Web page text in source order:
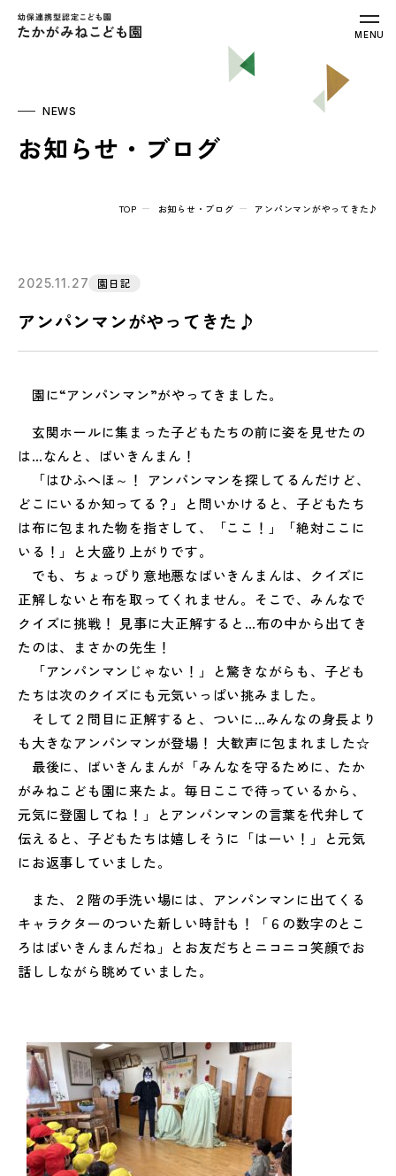
幼保連携型認定こども園 たかがみねこ
MENU
NEWS
お知らせ・ブログ
TOP お知らせ・ブログ アンパンマンがやってきた♪
2025.11.27 園日記
アンパンマンがやってきた♪
園に“アンパンマン”がやってきました。
玄関ホールに集まった子どもたちの前に姿を見せたの
は…なんと、ばいきんまん！
「はひふへほ～！ アンパンマンを探してるんだけど、
どこにいるか知ってる？」と問いかけると、子どもたち
は布に包まれた物を指さして、「ここ！」「絶対ここに
いる！」と大盛り上がりです。
でも、ちょっぴり意地悪なばいきんまんは、クイズに
正解しないと布を取ってくれません。そこで、みんなで
クイズに挑戦！ 見事に大正解すると…布の中から出てき
たのは、まさかの先生！
「アンパンマンじゃない！」と驚きながらも、子ども
たちは次のクイズにも元気いっぱい挑みました。
そして２問目に正解すると、ついに…みんなの身長より
も大きなアンパンマンが登場！ 大歓声に包まれました☆
最後に、ばいきんまんが「みんなを守るために、たか
がみねこども園に来たよ。毎日ここで待っているから、
元気に登園してね！」とアンパンマンの言葉を代弁して
伝えると、子どもたちは嬉しそうに「はーい！」と元気
にお返事していました。
また、２階の手洗い場には、アンパンマンに出てくる
キャラクターのついた新しい時計も！「６の数字のとこ
ろはばいきんまんだね」とお友だちとニコニコ笑顔でお
話ししながら眺めていました。